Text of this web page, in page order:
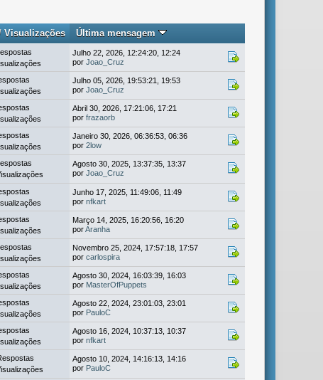
Visualizações Última mensagem
Julho 22, 2026, 12:24:20, 12:24
porJoao_Cruz
Julho 05, 2026, 19:53:21, 19:53
porJoao_Cruz
Abril 30, 2026, 17:21:06, 17:21
porfrazaorb
Janeiro 30, 2026, 06:36:53, 06:36
por2low
Agosto 30, 2025, 13:37:35, 13:37
porJoao_Cruz
Junho 17, 2025, 11:49:06, 11:49
pornfkart
Março 14, 2025, 16:20:56, 16:20
porAranha
Novembro 25, 2024, 17:57:18, 17:57
porcarlospira
Agosto 30, 2024, 16:03:39, 16:03
por MasterOfPuppets
Agosto 22, 2024, 23:01:03, 23:01
por PauloC
Agosto 16, 2024, 10:37:13, 10:37
pornfkart
Agosto 10, 2024, 14:16:13, 14:16
por PauloC